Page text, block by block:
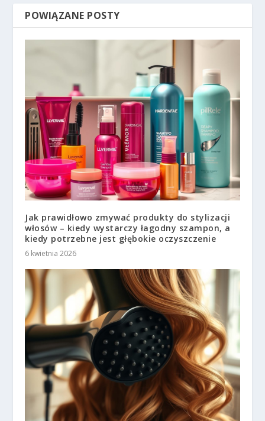
POWIĄZANE POSTY
Jak prawidłowo zmywać produkty do stylizacji
włosów – kiedy wystarczy łagodny szampon, a
kiedy potrzebne jest głębokie oczyszczenie
6 kwietnia 2026